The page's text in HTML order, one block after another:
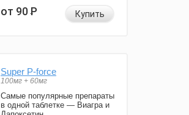
от 90Р Купить
Super P-force
100мг + 60мг
Самые популярные препараты
в одной таблетке — Виагра и